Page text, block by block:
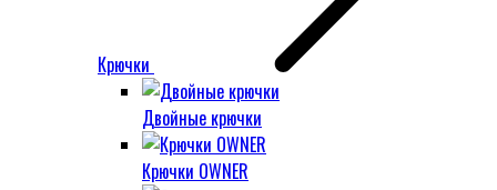
Крючки
Двойные крючки
Крючки OWNER